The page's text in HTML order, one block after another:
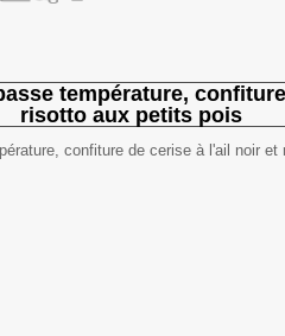
température,
risotto aux petits pois